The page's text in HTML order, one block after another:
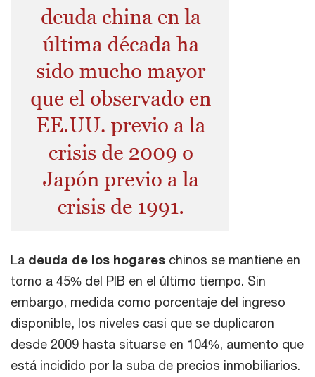
La deuda de los hogares chinos se mantiene en
torno a 45% del PIB en el último tiempo. Sin
embargo, medida como porcentaje del ingreso
disponible, los niveles casi que se duplicaron
desde 2009 hasta situarse en 104%, aumento que
está incidido por la suba de precios inmobiliarios.